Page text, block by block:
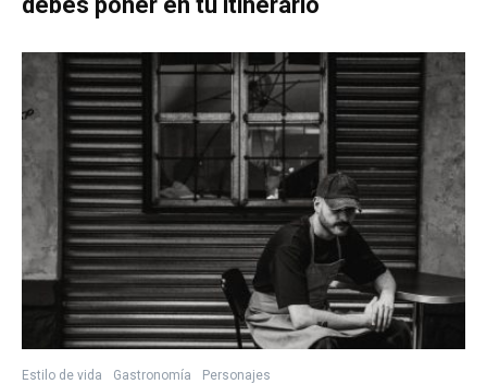
Estilo de vida Gastronomía Personajes